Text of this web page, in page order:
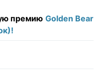
премию Golden Bear